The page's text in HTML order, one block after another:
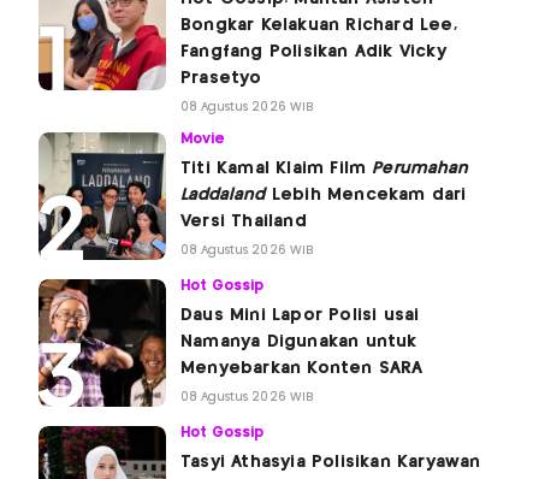
Bongkar Kelakuan Richard Lee,
Fangfang Polisikan Adik Vicky
Prasetyo
08 Agustus 2026 WIB
Movie
Titi Kamal Klaim Film Perumahan
LaddalandLebih Mencekam dari
Versi Thailand
08 Agustus 2026 WIB
Hot Gossip
Daus Mini Lapor Polisi usai
Namanya Digunakan untuk
Menyebarkan Konten SARA
08 Agustus 2026 WIB
Hot Gossip
Tasyi Athasyia Polisikan Karyawan